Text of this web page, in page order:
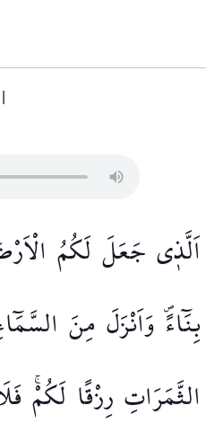
اَلَّذ۪ي جَعَلَلَكُمُ
بِنَٓاءًۖوَاَنْزَلَ مِنَ
الثَّمَرَاتِ رِزْقًا لَكُمْۚ